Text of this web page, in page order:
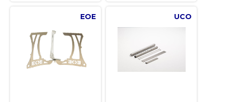
EOE UCO